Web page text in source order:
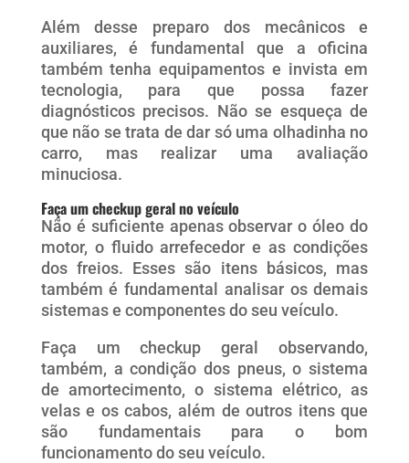
Além desse preparo dos mecânicos e
auxiliares, é fundamental que a oficina
também tenha equipamentos e invista em
tecnologia, para que possa fazer
diagnósticos precisos. Não se esqueça de
que não se trata de dar só uma olhadinha no
carro, mas realizar uma avaliação
minuciosa.
Faça um checkup geral no veículo
Não é suficiente apenas observar o óleo do
motor, o fluido arrefecedor e as condições
dos freios. Esses são itens básicos, mas
também é fundamental analisar os demais
sistemas e componentes do seu veículo.
Faça um checkup geral observando,
também, a condição dos pneus, o sistema
de amortecimento, o sistema elétrico, as
velas e os cabos, além de outros itens que
são fundamentais para o bom
funcionamento do seu veículo.